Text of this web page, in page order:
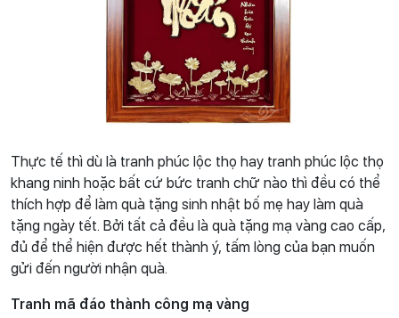
Thực tế thì dù là tranh phúc lộc thọ hay tranh phúc lộc thọ
khang ninh hoặc bất cứ bức tranh chữ nào thì đều có thể
thích hợp để làm quà tặng sinh nhật bố mẹ hay làm quà
tặng ngày tết. Bởi tất cả đều là quà tặng mạ vàng cao cấp,
đủ để thể hiện được hết thành ý, tấm lòng của bạn muốn
gửi đến người nhận quà.
Tranh mã đáo thành công mạ vàng